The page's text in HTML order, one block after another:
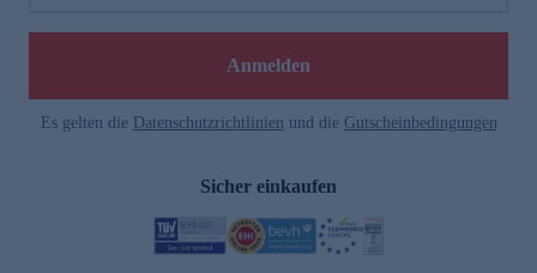
Anmelden
Es gelten die Datenschutzrichtlinien und die Gutscheinbedingungen
Sicher einkaufen